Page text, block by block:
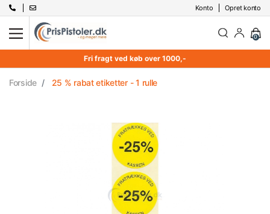
Konto Opret konto
0
Fri fragt ved køb over 1000,-
Forside 25 % rabat etiketter - 1 rulle